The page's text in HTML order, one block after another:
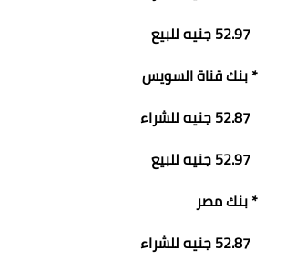
* بنك قناة السويس
* بنك مصر